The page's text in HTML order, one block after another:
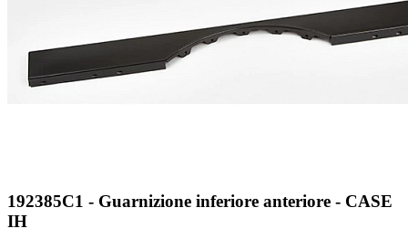
192385C1 - Guarnizione inferiore anteriore - CASE
IH